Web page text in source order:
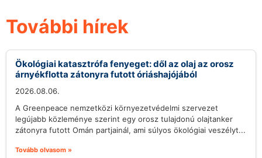
További hírek
Ökológiai katasztrófa fenyeget: dől az olaj az orosz
árnyékflotta zátonyra futott óriáshajójából
2026.08.06.
A Greenpeace nemzetközi környezetvédelmi szervezet
legújabb közleménye szerint egy orosz tulajdonú olajtanker
zátonyra futott Omán partjainál, ami súlyos ökológiai veszélyt...
Tovább olvasom »